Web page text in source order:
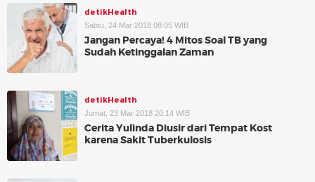
detikHealth
Sabtu, 24 Mar 2018 08:05 WIB
Jangan Percaya! 4 Mitos Soal TB yang
Sudah Ketinggalan Zaman
detikHealth
Jumat, 23 Mar 2018 20:14 WIB
Cerita Yulinda Diusir dari Tempat Kost
karena Sakit Tuberkulosis